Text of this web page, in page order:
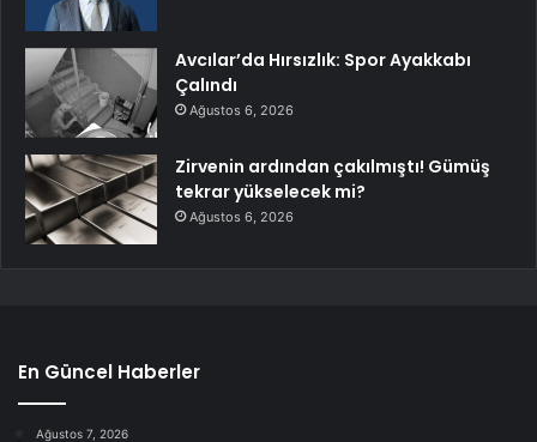
Avcılar’da Hırsızlık: Spor Ayakkabı
Çalındı
Ağustos 6, 2026
Zirvenin ardından çakılmıştı! Gümüş
tekrar yükselecek mi?
Ağustos 6, 2026
En Güncel Haberler
Ağustos 7, 2026